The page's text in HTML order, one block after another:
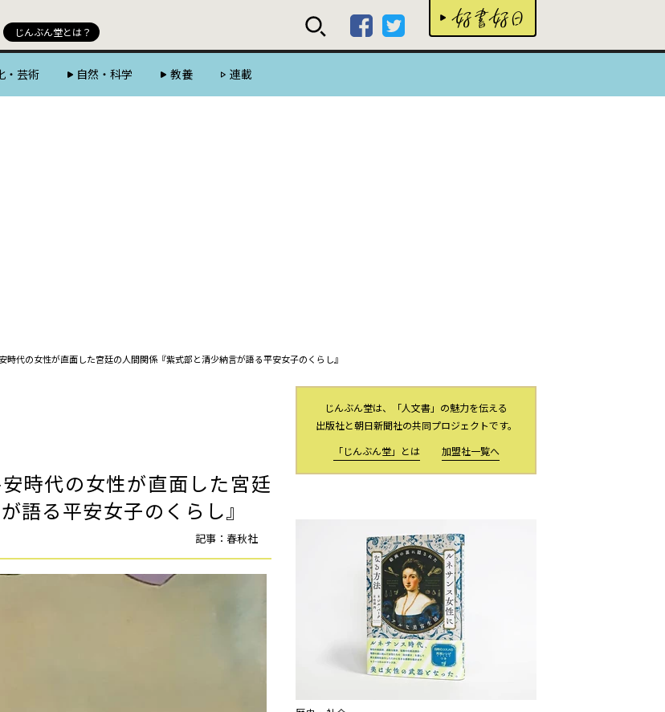
じんぶん堂とは？
・芸術 自然・科学 教養 連載
代の女性が直面した宮廷の人間関係――『紫式部と清少納言が語る平安女子のくらし』
時代の女性が直面した宮廷
語る平安女子のくらし』
記事：春秋社
じんぶん堂は、「人文書」の魅力を伝える
出版社と朝日新聞社の共同プロジェクトです。
「じんぶん堂」とは
加盟社一覧へ